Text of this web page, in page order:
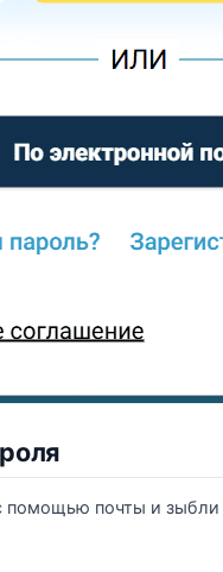
помощью почты и